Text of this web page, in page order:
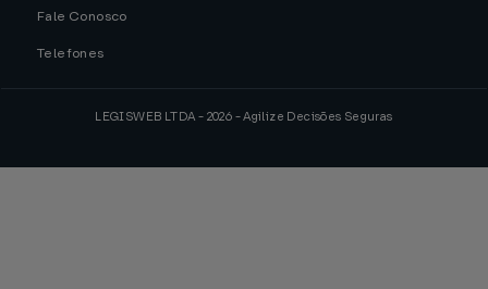
Fale Conosco
Telefones
LEGISWEB LTDA - 2026 - Agilize Decisões Seguras